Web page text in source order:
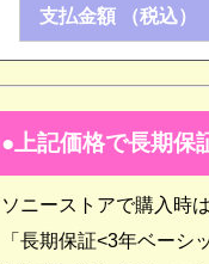
支払金額 （税込）
上記価格で長期
ソニーストアで購入時
「長期保証<3年ベーシ